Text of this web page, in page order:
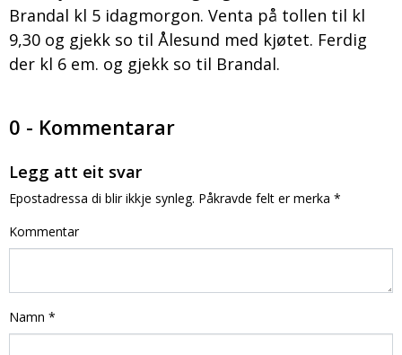
Brandal kl 5 idagmorgon. Venta på tollen til kl
9,30 og gjekk so til Ålesund med kjøtet. Ferdig
der kl 6 em. og gjekk so til Brandal.
0 - Kommentarar
Legg att eit svar
Epostadressa di blir ikkje synleg. Påkravde felt er merka *
Kommentar
Namn *